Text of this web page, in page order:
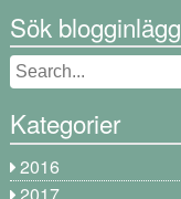
Sök blogginlägg
Kategorier
2016